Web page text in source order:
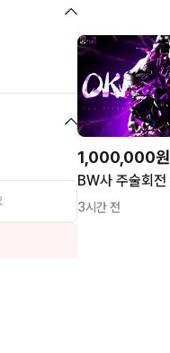
1,000,000원
3시간 전